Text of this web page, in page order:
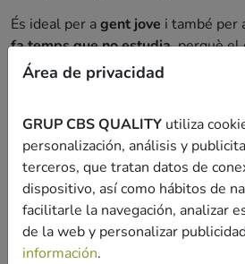
És ideal per agent jove i també per
fa temps que no estudia, perquè el
de cadascú i crea un itinerari
Objectius del curs
Aprendre els continguts necessaris
de català i aprovar l'examen que et
Área de privacidad
GRUP CBS QUALITY utiliza
personalización, análisis y
terceros, que tratan datos de
dispositivo, así como hábitos de
facilitarle la navegación, analizar
de la web y personalizar
información.